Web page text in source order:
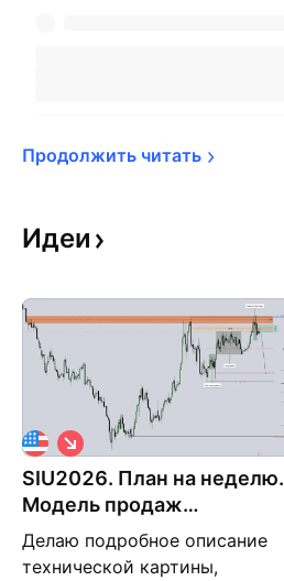
Продолжить читать
Идеи
SIU2026. План на неделю.
Модель продаж
маркетмейкера MMSM.
Делаю подробное описание
технической картины,
К
о
р
т
а
я